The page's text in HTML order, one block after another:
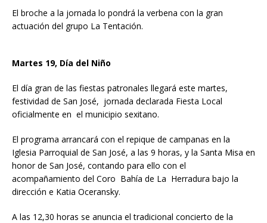
El broche a la jornada lo pondrá la verbena con la gran
actuación del grupo La Tentación.
Martes 19, Día del Niño
El día gran de las fiestas patronales llegará este martes,
festividad de San José, jornada declarada Fiesta Local
oficialmente en el municipio sexitano.
El programa arrancará con el repique de campanas en la
Iglesia Parroquial de San José, a las 9 horas, y la Santa Misa en
honor de San José, contando para ello con el
acompañamiento del Coro Bahía de La Herradura bajo la
dirección e Katia Oceransky.
A las 12,30 horas se anuncia el tradicional concierto de la